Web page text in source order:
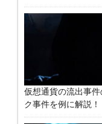
仮想通貨の流出事
ク事件を例に解説！